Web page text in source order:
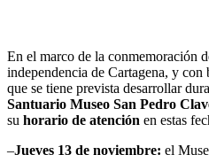
En el marco de la conmemoración
independencia de Cartagena, y con
que se tiene prevista desarrollar
Santuario Museo San Pedro
su horario de atención en estas
–Jueves 13 de noviembre: el